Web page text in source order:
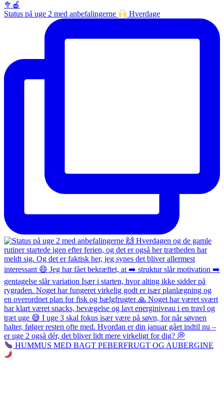
Status på uge 2 med anbefalingerne Hverdage
HUMMUS MED BAGT PEBERFRUGT OG AUBERGINE